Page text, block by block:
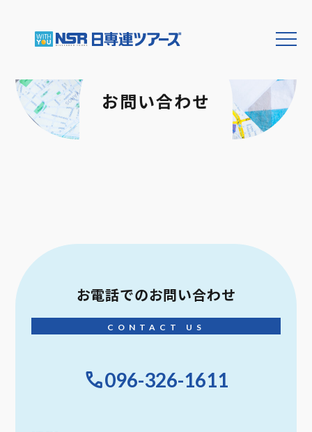
お問い合わせ
お電話でのお問い合わせ
CONTACT US
096-326-1611